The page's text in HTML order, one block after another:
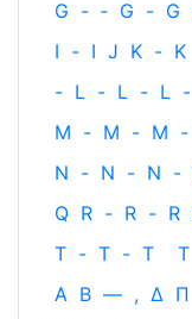
G - ‐ G - G
I - I J K - K
- L - L - L -
M - M - M -
N - N - N -
Q R - R - R
T - T - T T
Α Β — , Δ Π